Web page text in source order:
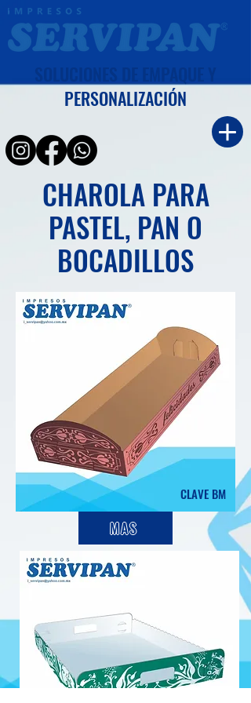
PERSONALIZACIÓN
CHAROLA PARA
PASTEL, PAN O
BOCADILLOS
CLAVE BM
MAS